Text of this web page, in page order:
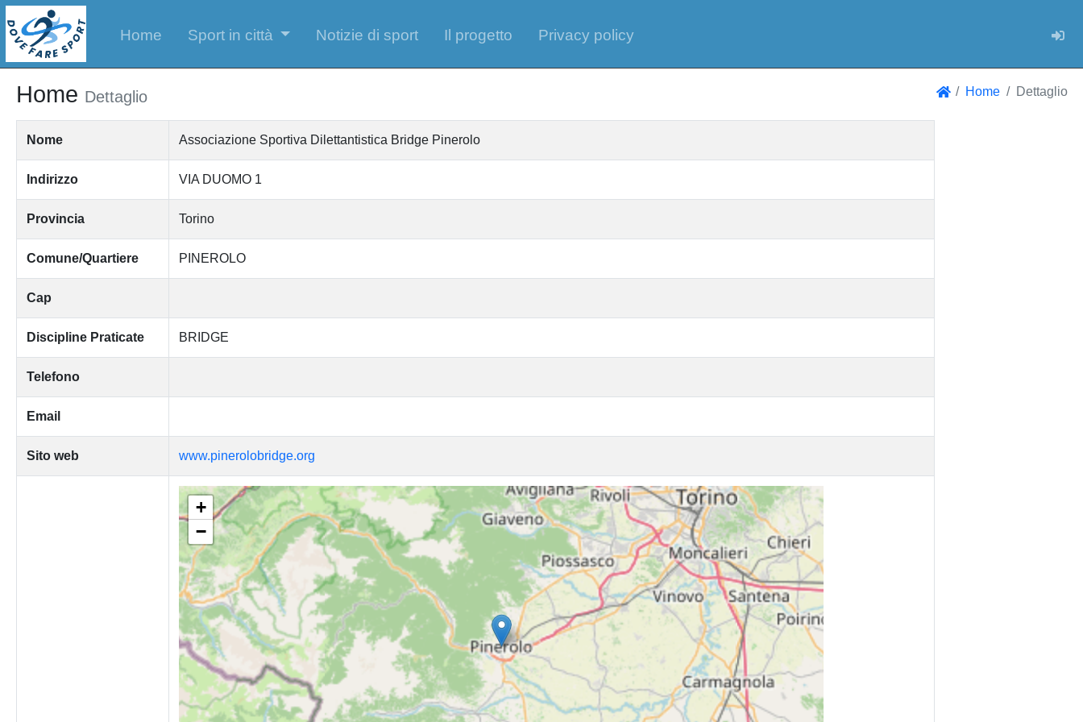
Home Sport in città Notizie di sport Il progetto Privacy policy
Home Dettaglio Home Dettaglio
Nome Associazione Sportiva Dilettantistica Bridge Pinerolo
Indirizzo VIA DUOMO 1
Provincia Torino
Comune/Quartiere PINEROLO
Cap
Discipline Praticate BRIDGE
Telefono
Email
Sito web www.pinerolobridge.org
+
−